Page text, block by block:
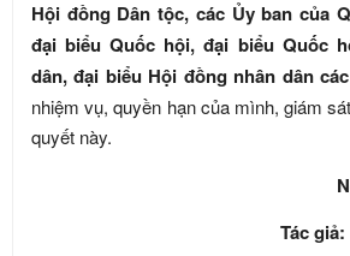
Hội đồng Dân tộc, các Ủy ban của
đại biểu Quốc hội, đại biểu Quốc
dân, đại biểu Hội đồng nhân dân
nhiệm vụ, quyền hạn của mình, giám
quyết này.
Tác giả: